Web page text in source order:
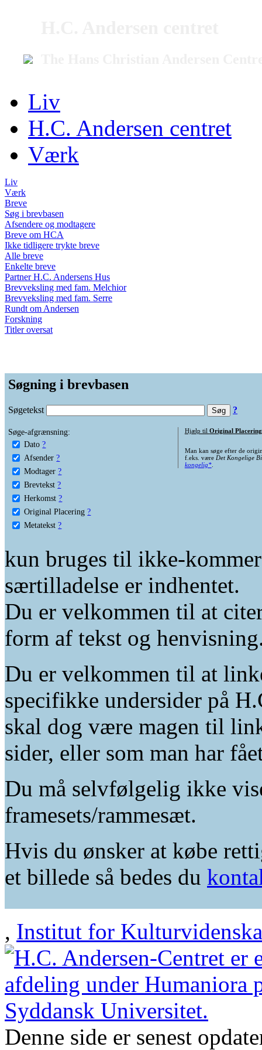
Liv
H.C. Andersen centret
Værk
Liv
Værk
Breve
Søg i brevbasen
Afsendere og modtagere
Breve om HCA
Ikke tidligere trykte breve
Alle breve
Enkelte breve
Partner H.C. Andersens Hus
Brevveksling med fam. Melchior
Brevveksling med fam. Serre
Rundt om Andersen
Forskning
Titler oversat
Søgning i brevbasen
Søgetekst ?
Søge-afgrænsning:
Dato ?
Afsender ?
Modtager ?
Brevtekst ?
Herkomst ?
Original Placering ?
Metatekst ?
Hjælp til Original Placering
Man kan søge efter de
f.eks. være Det Kongelige
kongelig*.
kun bruges til ikke-
særtilladelse er indhentet.
Du er velkommen til at
form af tekst og
Du er velkommen til at
specifikke undersider på
skal dog være magen til
sider, eller som man har
Du må selvfølgelig ikke
framesets/rammesæt.
Hvis du ønsker at købe
et billede så bedes du
, Institut for
Denne side er senest